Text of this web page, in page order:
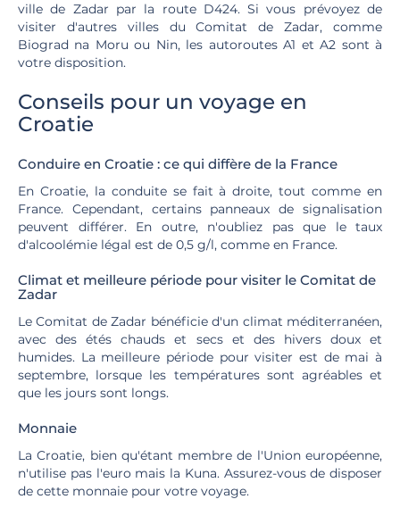
ville de Zadar par la route D424. Si vous prévoyez de
visiter d'autres villes du Comitat de Zadar, comme
Biograd na Moru ou Nin, les autoroutes A1 et A2 sont à
votre disposition.
Conseils pour un voyage en
Croatie
Conduire en Croatie : ce qui diffère de la France
En Croatie, la conduite se fait à droite, tout comme en
France. Cependant, certains panneaux de signalisation
peuvent différer. En outre, n'oubliez pas que le taux
d'alcoolémie légal est de 0,5 g/l, comme en France.
Climat et meilleure période pour visiter le Comitat de
Zadar
Le Comitat de Zadar bénéficie d'un climat méditerranéen,
avec des étés chauds et secs et des hivers doux et
humides. La meilleure période pour visiter est de mai à
septembre, lorsque les températures sont agréables et
que les jours sont longs.
Monnaie
La Croatie, bien qu'étant membre de l'Union européenne,
n'utilise pas l'euro mais la Kuna. Assurez-vous de disposer
de cette monnaie pour votre voyage.